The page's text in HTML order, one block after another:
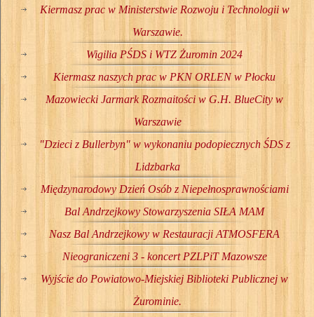
Kiermasz prac w Ministerstwie Rozwoju i Technologii w
Warszawie.
Wigilia PŚDS i WTZ Żuromin 2024
Kiermasz naszych prac w PKN ORLEN w Płocku
Mazowiecki Jarmark Rozmaitości w G.H. BlueCity w
Warszawie
"Dzieci z Bullerbyn" w wykonaniu podopiecznych ŚDS z
Lidzbarka
Międzynarodowy Dzień Osób z Niepełnosprawnościami
Bal Andrzejkowy Stowarzyszenia SIŁA MAM
Nasz Bal Andrzejkowy w Restauracji ATMOSFERA
Nieograniczeni 3 - koncert PZLPiT Mazowsze
Wyjście do Powiatowo-Miejskiej Biblioteki Publicznej w
Żurominie.